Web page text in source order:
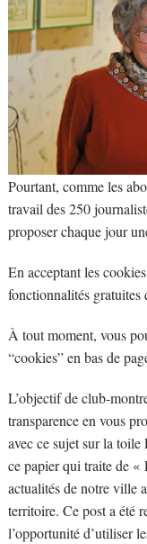
Pourtant, comme les
travail des 250
proposer chaque jour
En acceptant les
fonctionnalités gratuites
À tout moment, vous
“cookies” en bas de
L’objectif de club-
transparence en vous
avec ce sujet sur la
ce papier qui traite de «
actualités de notre ville
territoire. Ce post a été
l’opportunité d’utiliser